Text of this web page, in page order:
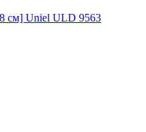
см] Uniel ULD 9563